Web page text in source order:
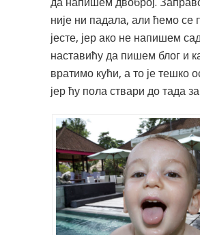
није ни падала, али ћемо се
јесте, јер ако не напишем
наставићу да пишем блог и
вратимо кући, а то је тешко
јер ћу пола ствари до тада